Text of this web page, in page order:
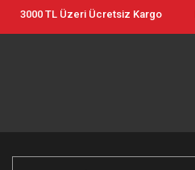
3000 TL Üzeri Ücretsiz Kargo